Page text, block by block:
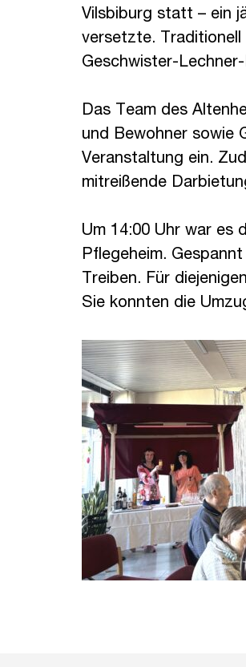
Vilsbiburg statt – ein
versetzte.
Geschwister-
Das Team des
und Bewohner sowie
Veranstaltung ein.
mitreißende
Um 14:00 Uhr war es
Pflegeheim.
Treiben. Für
Sie konnten die